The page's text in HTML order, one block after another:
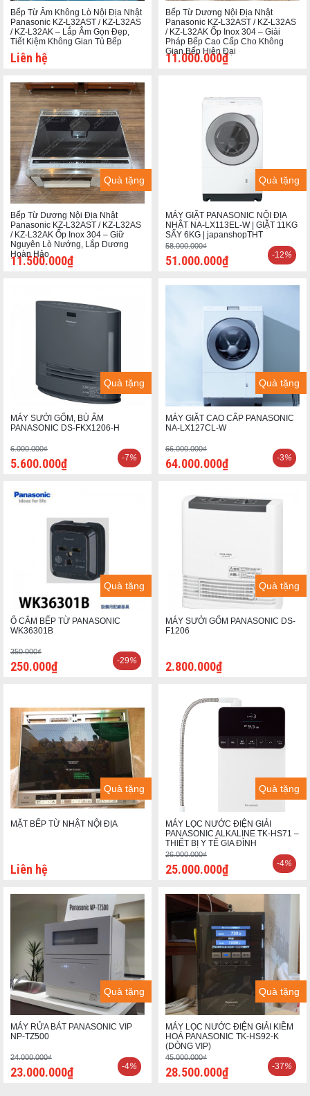
Bếp Từ Âm Không Lò Nội Địa Nhật
Panasonic KZ-L32AST / KZ-L32AS
/ KZ-L32AK – Lắp Âm Gọn Đẹp,
Tiết Kiệm Không Gian Tủ Bếp
Liên hệ
Bếp Từ Dương Nội Địa Nhật
Panasonic KZ-L32AST / KZ-L32AS
/ KZ-L32AK Ốp Inox 304 – Giải
Pháp Bếp Cao Cấp Cho Không
Gian Bếp Hiện Đại
11.000.000₫
Quà tặng
Bếp Từ Dương Nội Địa Nhật
Panasonic KZ-L32AST / KZ-L32AS
/ KZ-L32AK Ốp Inox 304 – Giữ
Nguyên Lò Nướng, Lắp Dương
Hoàn Hảo
11.500.000₫
Quà tặng
MÁY GIẶT PANASONIC NỘI ĐỊA
NHẬT NA-LX113EL-W | GIẶT 11KG
SẤY 6KG | japanshopTHT
58.000.000₫
51.000.000₫ -12%
Quà tặng
MÁY SƯỞI GỐM, BÙ ẨM
PANASONIC DS-FKX1206-H
6.000.000₫
5.600.000₫ -7%
Quà tặng
MÁY GIẶT CAO CẤP PANASONIC
NA-LX127CL-W
66.000.000₫
64.000.000₫ -3%
Quà tặng
Ổ CẮM BẾP TỪ PANASONIC
WK36301B
350.000₫
250.000₫ -29%
Quà tặng
MÁY SƯỞI GỐM PANASONIC DS-
F1206
2.800.000₫
Quà tặng
MẶT BẾP TỪ NHẬT NỘI ĐỊA
Liên hệ
Quà tặng
MÁY LỌC NƯỚC ĐIỆN GIẢI
PANASONIC ALKALINE TK-HS71 –
THIẾT BỊ Y TẾ GIA ĐÌNH
26.000.000₫
25.000.000₫ -4%
Quà tặng
MÁY RỬA BÁT PANASONIC VIP
NP-TZ500
24.000.000₫
23.000.000₫ -4%
Quà tặng
MÁY LỌC NƯỚC ĐIỆN GIẢI KIỀM
HOÁ PANASONIC TK-HS92-K
(DÒNG VIP)
45.000.000₫
28.500.000₫ -37%